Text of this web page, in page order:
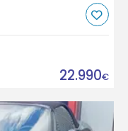
22.990€